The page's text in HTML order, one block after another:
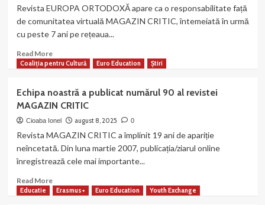
digitală
pentru
„Culorile
Revista EUROPA ORTODOXĂ apare ca o responsabilitate față
de comunitatea virtuală MAGAZIN CRITIC, întemeiată în urmă
cu peste 7 ani pe rețeaua...
Read MoreRead
more
apărut
numărul
12
al
,,EUROPA
ORTODOXĂ”
Coaliția pentru Cultură Euro Education Știri
Echipa noastră a publicat numărul 90 al revistei
MAGAZIN CRITIC
Cioaba Ionel august 8, 2025 0
Revista MAGAZIN CRITIC a împlinit 19 ani de apariție
neîncetată. Din luna martie 2007, publicația/ziarul online
înregistrează cele mai importante...
Read MoreRead
more
Educatie Erasmus+ Euro Education Youth Exchange